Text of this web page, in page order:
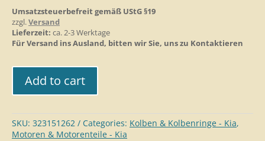
Umsatzsteuerbefreit gemäß UStG §19
zzgl.Versand
Lieferzeit: ca. 2-3 Werktage
Für Versand ins Ausland, bitten wir Sie, uns zu Kontaktieren
Add to cart
SKU: 323151262 Categories: Kolben & Kolbenringe - Kia,
Motoren & Motorenteile - Kia